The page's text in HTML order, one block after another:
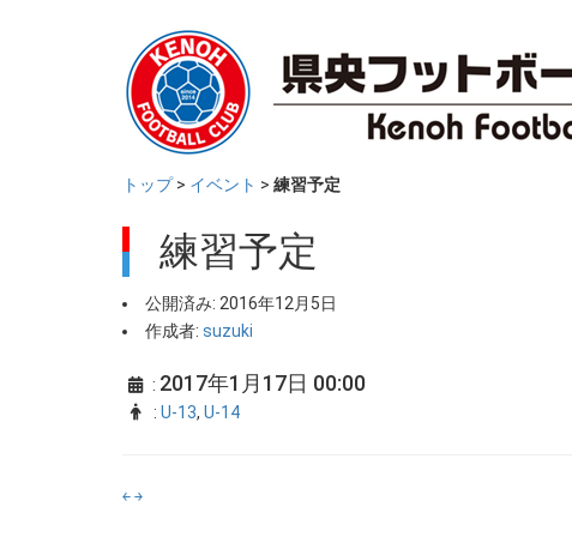
トップ> イベント > 練習予定
練習予定
公開済み: 2016年12月5日
作成者: suzuki
: 2017年1月17日 00:00
: U-13, U-14
￩￫